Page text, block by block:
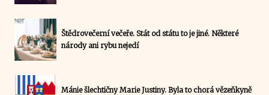
Štědrovečerní večeře. Stát od státu to je jiné. Některé
národy ani rybu nejedí
Mánie šlechtičny Marie Justiny. Byla to chorá vězeňkyně